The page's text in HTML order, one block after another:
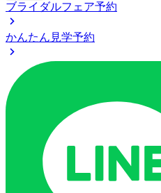
ブライダルフェア予約
かんたん見学予約